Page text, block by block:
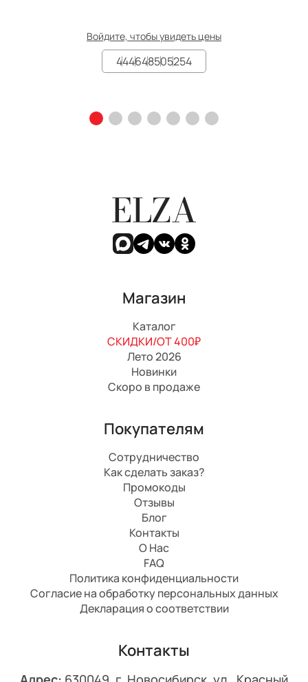
Войдите, чтобы увидеть цены
444648505254
ELZA
Магазин
Каталог
СКИДКИ/ОТ 400₽
Лето 2026
Новинки
Скоро в продаже
Покупателям
Сотрудничество
Как сделать заказ?
Промокоды
Отзывы
Блог
Контакты
О Нас
FAQ
Политика конфиденциальности
Согласие на обработку персональных данных
Декларация о соответствии
Контакты